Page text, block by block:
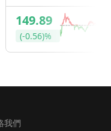
149.89
(-0.56)%
我們